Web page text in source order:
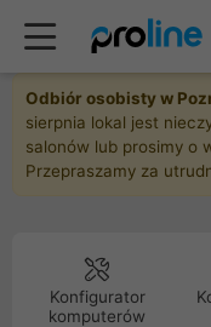
Odbiór osobisty w
sierpnia lokal jest
salonów lub prosimy o
Przepraszamy za
Konfigurator
komputerów